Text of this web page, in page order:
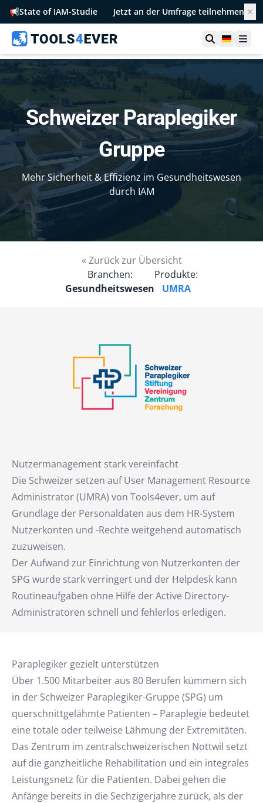
📢State of IAM-Studie Jetzt an der Umfrage teilnehmen ✕
Suche
Schweizer Paraplegiker
Gruppe
Mehr Sicherheit & Effizienz im Gesundheitswesen
durch IAM
« Zurück zur Übersicht
Branchen:
Gesundheitswesen
Produkte:
UMRA
Nutzermanagement stark vereinfacht
Die Schweizer setzen auf User Management Resource
Administrator (UMRA) von Tools4ever, um auf
Grundlage der Personaldaten aus dem HR-System
Nutzerkonten und -Rechte weitgehend automatisch
zuzuweisen.
Der Aufwand zur Einrichtung von Nutzerkonten der
SPG wurde stark verringert und der Helpdesk kann
Routineaufgaben ohne Hilfe der Active Directory-
Administratoren schnell und fehlerlos erledigen.
Paraplegiker gezielt unterstützen
Über 1.500 Mitarbeiter aus 80 Berufen kümmern sich
in der Schweizer Paraplegiker-Gruppe (SPG) um
querschnittgelähmte Patienten – Paraplegie bedeutet
eine totale oder teilweise Lähmung der Extremitäten.
Das Zentrum im zentralschweizerischen Nottwil setzt
auf die ganzheitliche Rehabilitation und ein integrales
Leistungsnetz für die Patienten. Dabei gehen die
Anfänge bereits in die Sechzigerjahre zurück, als der